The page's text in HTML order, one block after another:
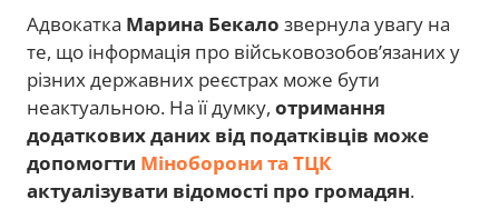
Адвокатка Марина Бекало звернула увагу на
те, що інформація про військовозобов’язаних у
різних державних реєстрах може бути
неактуальною. На її думку, отримання
додаткових даних від податківців може
допомогти Міноборони та ТЦК
актуалізувати відомості про громадян.